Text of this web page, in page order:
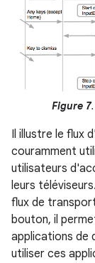
Figure 7
Il illustre le flux
couramment
utilisateurs
leurs
flux de
bouton, il
applications de
utiliser ces